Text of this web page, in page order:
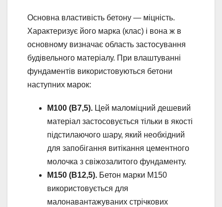
Основна властивість бетону — міцність.
Характеризує його марка (клас) і вона ж в
основному визначає область застосування
будівельного матеріалу. При влаштуванні
фундаментів використовуються бетони
наступних марок:
М100 (В7,5). Цей маломіцний дешевий
матеріал застосовується тільки в якості
підстилаючого шару, який необхідний
для запобігання витікання цементного
молочка з свіжозалитого фундаменту.
М150 (В12,5). Бетон марки М150
використовується для
малонавантажуваних стрічкових